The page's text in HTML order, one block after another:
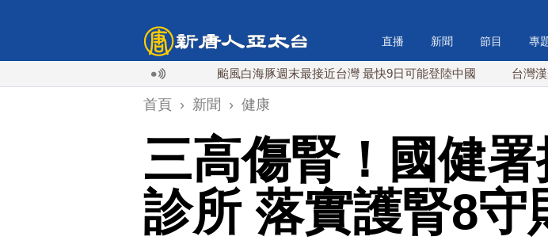
直播 新聞 節目 專
颱風白海豚週末最接近台灣 最快9日可能登陸中國 台灣漢光首結合
首頁 › 新聞 › 健康
三高傷腎！國健
診所 落實護腎8守